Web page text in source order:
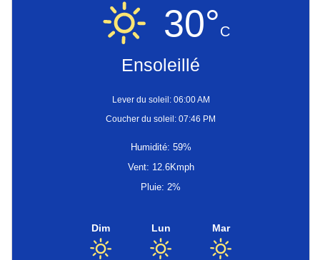
30°C
Ensoleillé
Lever du soleil: 06:00 AM
Coucher du soleil: 07:46 PM
Humidité: 59%
Vent: 12.6Kmph
Pluie: 2%
Dim Lun Mar